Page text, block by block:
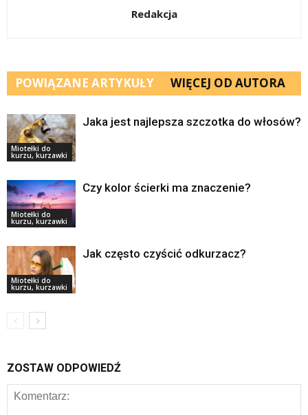
Redakcja
POWIĄZANE ARTYKUŁY WIĘCEJ OD AUTORA
Miotełki do
kurzu, kurzawki
Jaka jest najlepsza szczotka do włosów?
Miotełki do
kurzu, kurzawki
Czy kolor ścierki ma znaczenie?
Miotełki do
kurzu, kurzawki
Jak często czyścić odkurzacz?
ZOSTAW ODPOWIEDŹ